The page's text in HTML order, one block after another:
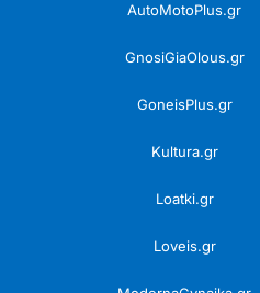
AutoMotoPlus.gr
GnosiGiaOlous.gr
GoneisPlus.gr
Kultura.gr
Loatki.gr
Loveis.gr